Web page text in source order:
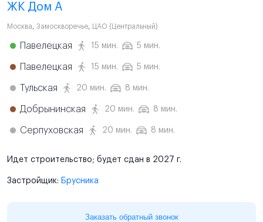
ЖК Дом А
Москва, Замоскворечье, ЦАО (Центральный)
Павелецкая 15 мин. 5 мин.
Павелецкая 15 мин. 5 мин.
Тульская 20 мин. 8 мин.
Добрынинская 20 мин. 8 мин.
Серпуховская 20 мин. 8 мин.
Идет строительство; будет сдан в 2027 г.
Застройщик: Брусника
Заказать обратный звонок